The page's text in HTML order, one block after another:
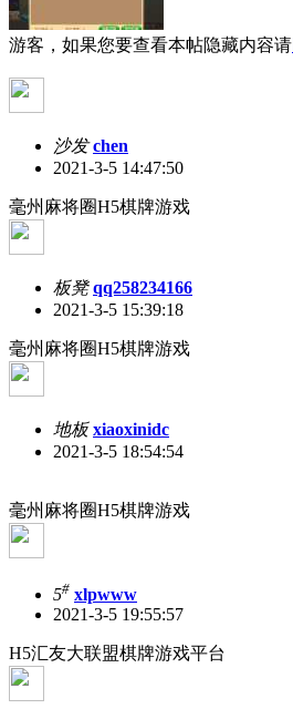
游客，如果您要查看本帖隐藏内容请
沙发 chen
2021-3-5 14:47:50
毫州麻将圈H5棋牌游戏
板凳 qq258234166
2021-3-5 15:39:18
毫州麻将圈H5棋牌游戏
地板 xiaoxinidc
2021-3-5 18:54:54
毫州麻将圈H5棋牌游戏
5# xlpwww
2021-3-5 19:55:57
H5汇友大联盟棋牌游戏平台